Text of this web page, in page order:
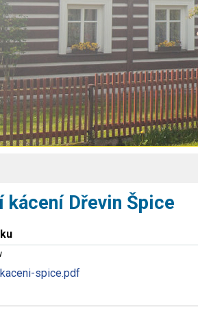
kácení Dřevin Špice
spice.pdf